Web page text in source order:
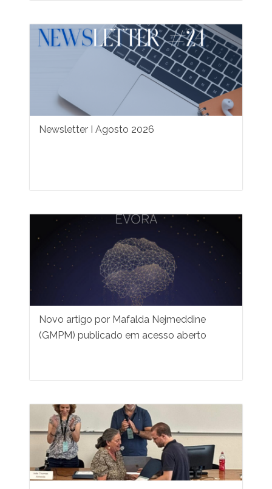
Newsletter I Agosto 2026
Novo artigo por Mafalda Nejmeddine
(GMPM) publicado em acesso aberto